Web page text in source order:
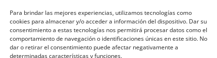
Para brindar las mejores experiencias, utilizamos tecnologías como
cookies para almacenar y/o acceder a información del dispositivo. Dar su
consentimiento a estas tecnologías nos permitirá procesar datos como el
comportamiento de navegación o identificaciones únicas en este sitio. No
dar o retirar el consentimiento puede afectar negativamente a
determinadas características y funciones.
Francisco Triviño Tarradas
galería fotográfica
Hnos. Maristas
Homenaje
insignia de oro
Juan José Primo Jurado
Jubilación
promoción 27 promoción 29